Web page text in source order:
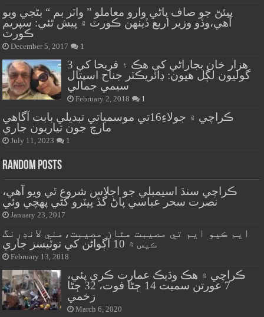
پيئڻ جو صاف پاڻي وارو معاملو ” واٽر بم “ بڻجي ويو
آهي،وڏو وزير اربع ڏينهن ڪورٽ ۾ پيش ٿئي: سپريم
ڪورٽ
December 5, 2017 1
هزار خان بجاراڻي کي هڪ ۽ فريحا کي 3
گوليون لڳل هيون: ڊائريڪٽر جناح اسپتال
سيمي جمالي
February 2, 2018 1
ڪراچي ۾ جولاءِ16تي موسمياتي تبديلي بابت آگاهي
مارچ جون تياريون جاري
July 11, 2023 1
Random Posts
ڪراچي سنڌ اسيمبلي جو اجلاس شروع ٿي ويو آهي،
نصرت سحر عباسي پاڻ گڏ پيٽرو کڻي پهچي وئي
January 23, 2017
ايم ڪيو ايم تي مصيبت مٿان مصيبت،مني لانڊرنگ
ڪيس ۾ 10 اڳواڻن کي نوٽيسز جاري
February 13, 2018
ڪراچي ۾ هڪ وڌيڪ عمارت ڪري پئي،
7 عورتن سميت 14 ڄڻا فوت، 32 ڄڻا
زخمي
March 6, 2020